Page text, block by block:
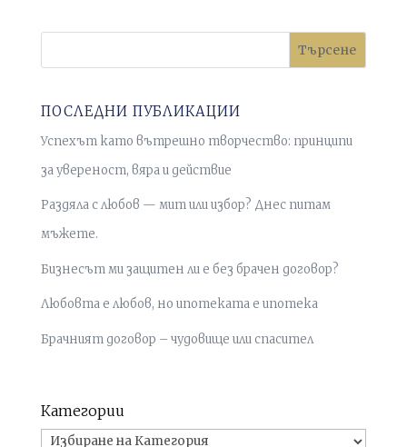
Търсене
ПОСЛЕДНИ ПУБЛИКАЦИИ
Успехът като вътрешно творчество: принципи
за увереност, вяра и действие
Раздяла с любов — мит или избор? Днес питам
мъжете.
Бизнесът ми защитен ли е без брачен договор?
Любовта е любов, но ипотеката е ипотека
Брачният договор – чудовище или спасител
Категории